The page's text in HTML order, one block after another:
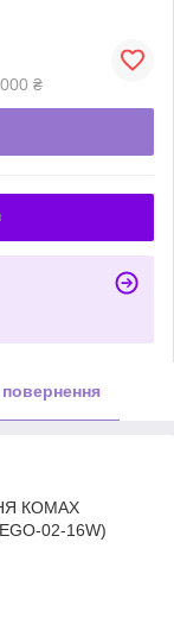
₴
КОМАХ
02-16W)